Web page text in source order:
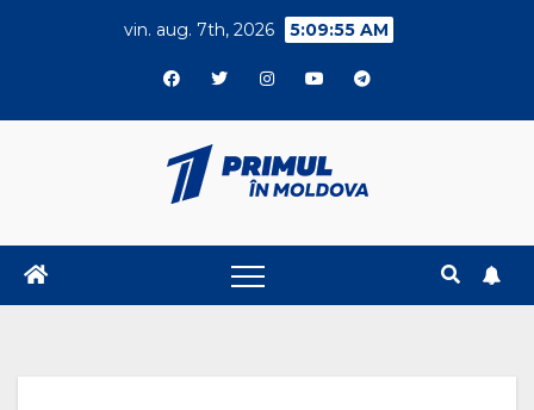
vin. aug. 7th, 2026 5:09:55 AM